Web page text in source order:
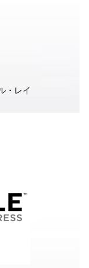
・レイ